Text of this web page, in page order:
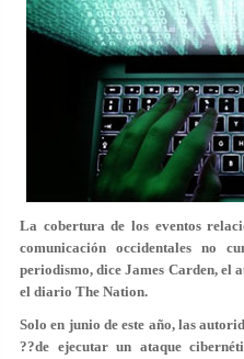
La cobertura de los eventos
comunicación occidentales no
periodismo, dice James Carden, el
el diario The Nation.
Solo en junio de este año, las
??de ejecutar un ataque